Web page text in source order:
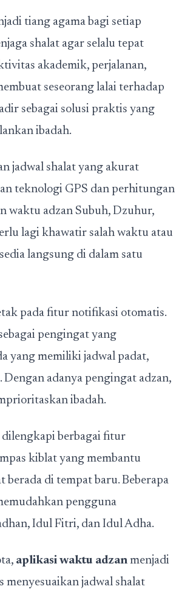
tiang agama bagi setiap
shalat agar selalu tepat
akademik, perjalanan,
seseorang lalai terhadap
sebagai solusi praktis yang
ibadah.
jadwal shalat yang akurat
teknologi GPS dan perhitungan
waktu adzan Subuh, Dzuhur,
lagi khawatir salah waktu atau
langsung di dalam satu
pada fitur notifikasi otomatis.
pengingat yang
yang memiliki jadwal padat,
adanya pengingat adzan,
ibadah.
dilengkapi berbagai fitur
kiblat yang membantu
berada di tempat baru. Beberapa
pengguna
Idul Fitri, dan Idul Adha.
aplikasi waktu adzan menjadi
menyesuaikan jadwal shalat